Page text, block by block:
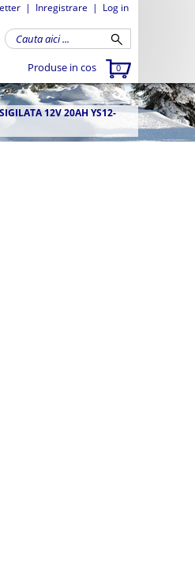
| Inregistrare | Log in
Produse in cos 0
12V 20AH YS12-